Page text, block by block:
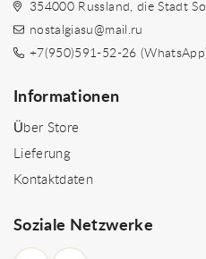
354000 Russland, die Stadt
nostalgiasu@mail.ru
+7(950)591-52-26
Informationen
Über Store
Lieferung
Kontaktdaten
Soziale Netzwerke